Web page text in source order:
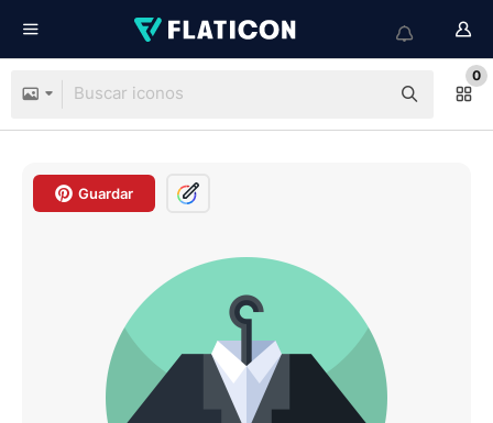
0
Guardar